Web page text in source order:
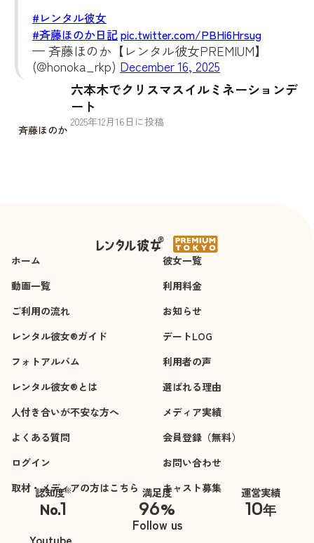
#レンタル彼女
#斉藤ほのか日記pic.twitter.com/PBHi6Hrsug
— 斉藤ほのか【レンタル彼女PREMIUM】
(@honoka_rkp) December 16, 2025
斉藤ほのか
六本木でクリスマスイルミネーションデ
ート
2025年12月 16 日に投稿
ホーム
彼女一覧
動画一覧
利用料金
ご利用の流れ
お知らせ
レンタル彼女®ガイド
デートLOG
フォトアルバム
利用者の声
レンタル彼女®とは
選ばれる理由
人付き合いが不安な方へ
メディア実績
よくある質問
会員登録（無料）
ログイン
お問い合わせ
取材・メディアの方はこちら
キャスト募集
認知度※
No.1
※自社調べ
満足度
96%
運営実績
10年
Follow us
Youtube